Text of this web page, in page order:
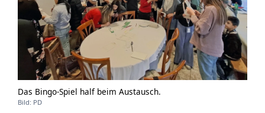
Das Bingo-Spiel half beim Austausch.
Bild: PD